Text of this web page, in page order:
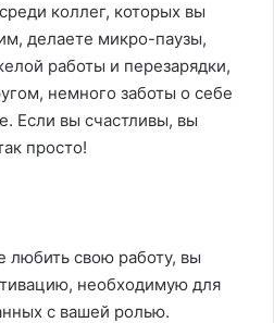
коллег, которых вы
делаете микро-паузы,
работы и перезарядки,
немного заботы о себе
Если вы счастливы, вы
просто!
любить свою работу, вы
необходимую для
с вашей ролью.